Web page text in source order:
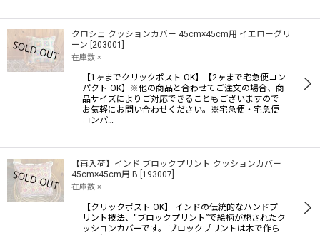
クロシェ クッションカバー 45cm×45cm用 イエローグリ
ーン 203001
在庫数 ×
【1ヶまでクリックポスト OK】【2ヶまで宅急便コン
パクト OK】※他の商品と合わせてご注文の場合、商
品サイズによりご対応できることもございますので
お気軽にお問い合わせください。※宅急便・宅急便
コンパ…
【再入荷】インド ブロックプリント クッションカバー
45cm×45cm用 B 193007
在庫数 ×
【クリックポスト OK】 インドの伝統的なハンドプ
リント技法、“ブロックプリント”で絵柄が施されたク
ッションカバーです。 ブロックプリントは木で作ら